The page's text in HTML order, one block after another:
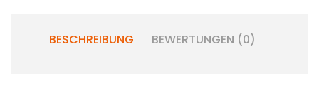
BESCHREIBUNG BEWERTUNGEN (0)